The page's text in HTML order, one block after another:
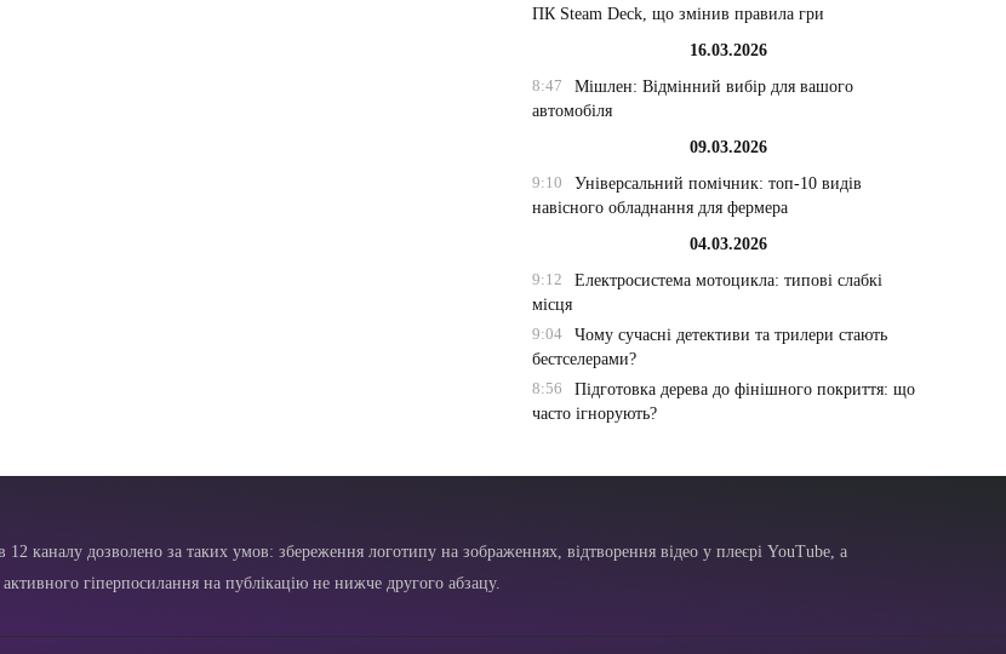
ПК Steam Deck, що змінив правила гри
16.03.2026
8:47
Мішлен: Відмінний вибір для вашого
автомобіля
09.03.2026
9:10
Універсальний помічник: топ-10 видів
навісного обладнання для фермера
04.03.2026
9:12
Електросистема мотоцикла: типові слабкі
місця
9:04
Чому сучасні детективи та трилери стають
бестселерами?
8:56
Підготовка дерева до фінішного покриття: що
часто ігнорують?
каналу дозволено за таких умов: збереження логотипу на зображеннях, відтворення відео у плеєрі YouTube, а
активного гіперпосилання на публікацію не нижче другого абзацу.